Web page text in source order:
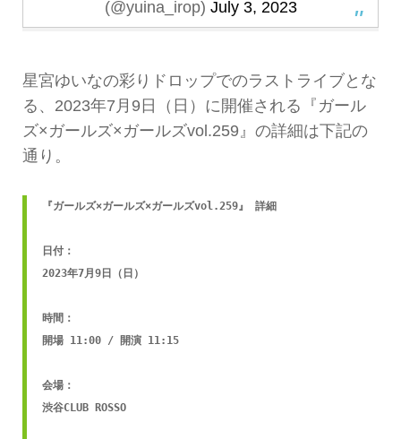
(@yuina_irop) July 3, 2023
星宮ゆいなの彩りドロップでのラストライブとな
る、2023年7月9日（日）に開催される『ガール
ズ×ガールズ×ガールズvol.259』の詳細は下記の
通り。
『ガールズ×ガールズ×ガールズvol.259』 詳細
日付：
2023年7月9日（日）
時間：
開場 11:00 / 開演 11:15
会場：
渋谷CLUB ROSSO